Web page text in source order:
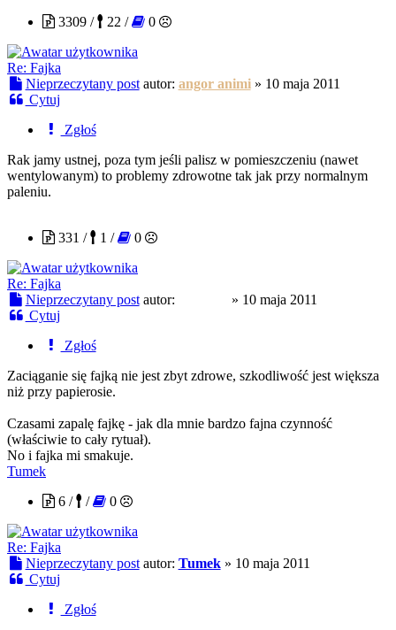
3309 /
22 / 0
Re: Fajka
Nieprzeczytany post autor: angor animi» 10 maja 2011
Cytuj
Zgłoś
Rak jamy ustnej, poza tym jeśli palisz w pomieszczeniu (nawet
wentylowanym) to problemy zdrowotne tak jak przy normalnym
paleniu.
331 /
1 / 0
Re: Fajka
Nieprzeczytany post autor: » 10 maja 2011
Cytuj
Zgłoś
Zaciąganie się fajką nie jest zbyt zdrowe, szkodliwość jest większa
niż przy papierosie.
Czasami zapalę fajkę - jak dla mnie bardzo fajna czynność
(właściwie to cały rytuał).
No i fajka mi smakuje.
Tumek
6 /
/ 0
Re: Fajka
Nieprzeczytany post autor: Tumek» 10 maja 2011
Cytuj
Zgłoś